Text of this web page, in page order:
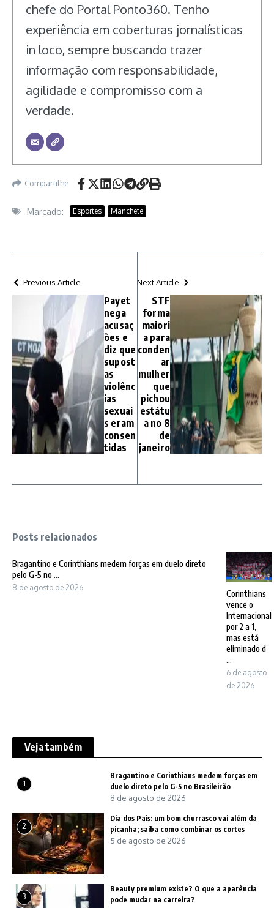
chefe do Portal Ponto360. Tenho
experiência em coberturas jornalísticas
in loco, sempre buscando trazer
informação com responsabilidade,
agilidade e compromisso com a
verdade.
Compartilhe
Marcado: Esportes Manchete
Previous Article
Payet
nega
acusaç
ões e
diz que
supost
as
violênc
ias
sexuai
s eram
consen
tidas
Next Article
STF
forma
maiori
a para
conden
ar
mulher
que
pichou
estátu
a no 8
de
janeiro
Posts relacionados
Bragantino e Corinthians medem forças em duelo direto
pelo G-5 no ...
8 de agosto de 2026
Corinthians
vence o
Internacional
por 2 a 1,
mas está
eliminado d
...
6 de agosto
de 2026
Veja também
1
Bragantino e Corinthians medem forças em
duelo direto pelo G-5 no Brasileirão
8 de agosto de 2026
2
Dia dos Pais: um bom churrasco vai além da
picanha; saiba como combinar os cortes
5 de agosto de 2026
3
Beauty premium existe? O que a aparência
pode mudar na carreira?